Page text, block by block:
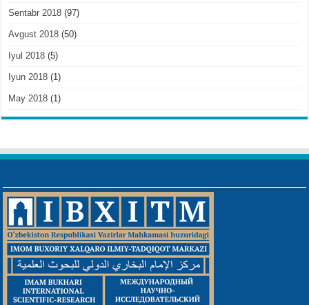
Sentabr 2018 (97)
Avgust 2018 (50)
Iyul 2018 (5)
Iyun 2018 (1)
May 2018 (1)